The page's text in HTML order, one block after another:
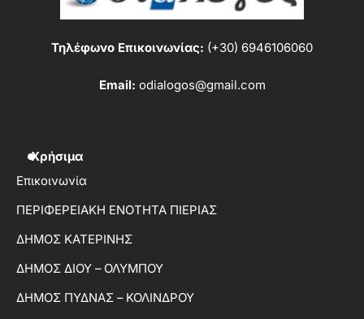
Τηλέφωνο Επικοινωνίας: (+30) 6946106060
Email: odialogos@gmail.com
Χρήσιμα
Επικοινωνία
ΠΕΡΙΦΕΡΕΙΑΚΗ ΕΝΟΤΗΤΑ ΠΙΕΡΙΑΣ
ΔΗΜΟΣ ΚΑΤΕΡΙΝΗΣ
ΔΗΜΟΣ ΔΙΟΥ – ΟΛΥΜΠΟΥ
ΔΗΜΟΣ ΠΥΔΝΑΣ – ΚΟΛΙΝΔΡΟΥ